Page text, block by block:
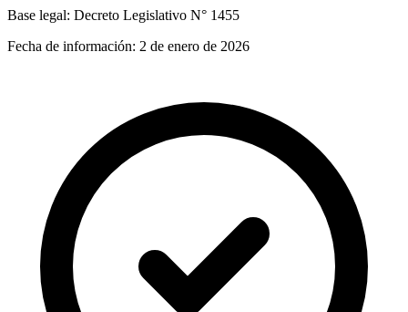
Base legal: Decreto Legislativo N° 1455
Fecha de información: 2 de enero de 2026